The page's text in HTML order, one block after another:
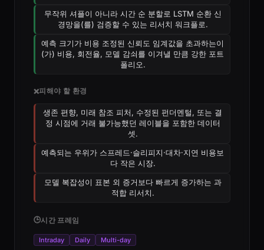
무작위 셔플이 아니라 시간 순 분할로 LSTM 순환 신
경망을(를) 검증할 수 있는 리서치 워크플로.
예측 크기가 비용 조정된 신뢰도 임계값을 초과하는이
(가) 비용, 회전율, 모델 감쇠를 이겨낼 만큼 강한 포트
폴리오.
❌피해야 할 환경
생존 편향, 미래 참조 피처, 수정된 펀더멘털, 또는 결
정 시점에 거래 불가능했던 레이블을 포함한 데이터
셋.
예측되는 우위가 스프레드·슬리피지·대차·지연 비용보
다 작은 시장.
모델 복잡성이 표본 외 증거보다 빠르게 증가하는 과
적합 리서치.
🕒시간 프레임
Intraday Daily Multi-day